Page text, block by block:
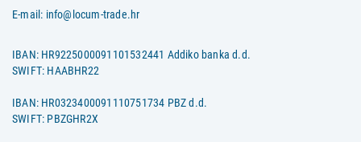
E-mail: info@locum-trade.hr
IBAN: HR9225000091101532441 Addiko banka d.d.
SWIFT: HAABHR22
IBAN: HR0323400091110751734 PBZ d.d.
SWIFT: PBZGHR2X